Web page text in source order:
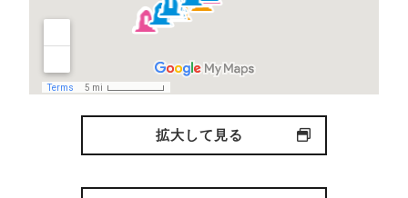
拡大して見る